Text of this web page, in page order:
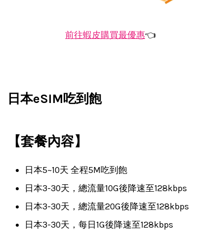
前往蝦皮購買最優惠👈
日本eSIM吃到飽
【套餐內容】
日本5~10天 全程5M吃到飽
日本3-30天，總流量10G後降速至128kbps
日本3-30天，總流量20G後降速至128kbps
日本3-30天，每日1G後降速至128kbps